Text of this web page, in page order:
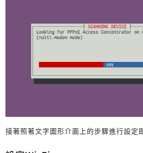
接著照著文字圖形介面上的步驟進行設定